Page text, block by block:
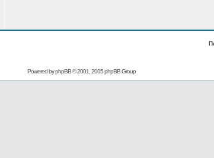
Powered byphpBB© 2001, 2005 phpBB Group